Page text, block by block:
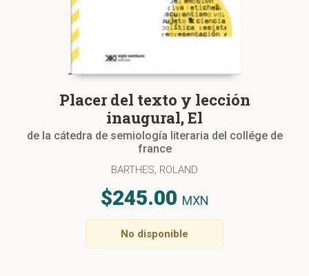
Placer del texto y lección
inaugural, El
de la cátedra de semiología literaria del collége de
france
BARTHES, ROLAND
$245.00 MXN
No disponible